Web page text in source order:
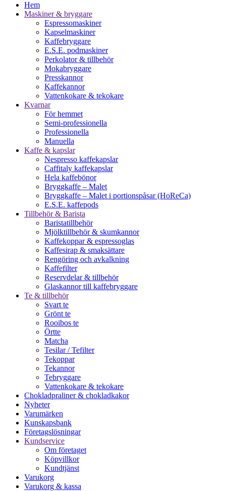
Hem
Maskiner & bryggare
Espressomaskiner
Kapselmaskiner
Kaffebryggare
E.S.E. podmaskiner
Perkolator & tillbehör
Mokabryggare
Presskannor
Kaffekannor
Vattenkokare & tekokare
Kvarnar
För hemmet
Semi-professionella
Professionella
Manuella
Kaffe & kapslar
Nespresso kaffekapslar
Caffitaly kaffekapslar
Hela kaffebönor
Bryggkaffe – Malet
Bryggkaffe – Malet i portionspåsar (HoReCa)
E.S.E. kaffepods
Tillbehör & Barista
Baristatillbehör
Mjölktillbehör & skumkannor
Kaffekoppar & espressoglas
Kaffesirap & smaksättare
Rengöring och avkalkning
Kaffefilter
Reservdelar & tillbehör
Glaskannor till kaffebryggare
Te & tillbehör
Svart te
Grönt te
Rooibos te
Örtte
Matcha
Tesilar / Tefilter
Tekoppar
Tekannor
Tebryggare
Vattenkokare & tekokare
Chokladpraliner & chokladkakor
Nyheter
Varumärken
Kunskapsbank
Företagslösningar
Kundservice
Om företaget
Köpvillkor
Kundtjänst
Varukorg
Varukorg & kassa